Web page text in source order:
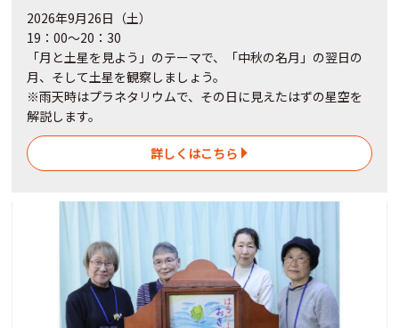
2026年9月26日（土）
19：00～20：30
「月と土星を見よう」のテーマで、「中秋の名月」の翌日の
月、そして土星を観察しましょう。
※雨天時はプラネタリウムで、その日に見えたはずの星空を
解説します。
詳しくはこちら